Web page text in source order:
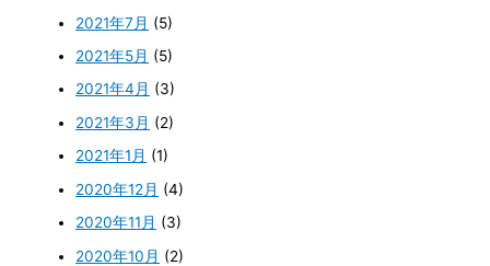
2021年7月 (5)
2021年5月 (5)
2021年4月 (3)
2021年3月 (2)
2021年1月 (1)
2020年12月 (4)
2020年11月 (3)
2020年10月 (2)